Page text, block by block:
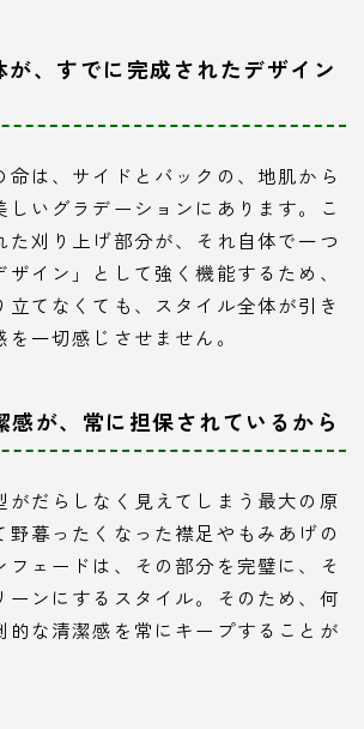
が、すでに完成されたデザイン
命は、サイドとバックの、地肌から
しいグラデーションにあります。こ
た刈り上げ部分が、それ自体で一つ
イン」として強く機能するため、
立てなくても、スタイル全体が引き
一切感じさせません。
感が、常に担保されているから
がだらしなく見えてしまう最大の原
野暮ったくなった襟足やもみあげの
フェードは、その部分を完璧に、そ
ーンにするスタイル。そのため、何
的な清潔感を常にキープすることが